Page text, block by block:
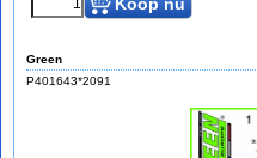
Green
P401643*2091